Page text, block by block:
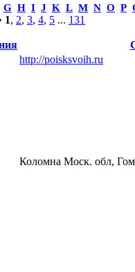
G H I J K L M N O P
1, 2, 3, 4, 5 ... 131
http://poisksvoih.ru
Коломна Моск. обл,